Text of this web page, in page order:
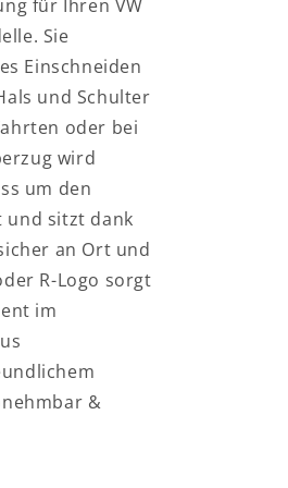
für Ihren VW
Sie
Einschneiden
und Schulter
oder bei
wird
um den
und sitzt dank
an Ort und
R-Logo sorgt
im
&